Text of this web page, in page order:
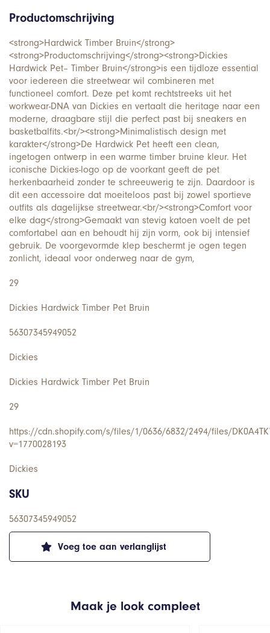
Voeg toe aan verlanglijst
Productomschrijving
<strong>Hardwick Timber Bruin</strong>
<strong>Productomschrijving</strong><strong>Dickies
Hardwick Pet– Timber Bruin</strong>is een tijdloze essential
voor iedereen die streetwear wil combineren met
functioneel comfort. Deze pet komt rechtstreeks uit het
workwear-DNA van Dickies en vertaalt die heritage naar een
moderne, draagbare stijl die perfect past bij sneakers en
basketbalfits.<br/><strong>Minimalistisch design met
karakter</strong>De Hardwick Pet heeft een clean,
ingetogen ontwerp in een warme timber bruine kleur. Het
iconische Dickies-logo op de voorkant geeft de pet
herkenbaarheid zonder te schreeuwerig te zijn. Daardoor is
dit een accessoire dat moeiteloos past bij zowel sportieve
outfits als dagelijkse streetwear.<br/><strong>Comfort voor
elke dag</strong>Gemaakt van stevig katoen voelt de pet
comfortabel aan en behoudt hij zijn vorm, ook bij intensief
gebruik. De voorgevormde klep beschermt je ogen tegen
zonlicht, ideaal voor onderweg naar de gym,
29
Dickies Hardwick Timber Pet Bruin
56307345949052
Dickies
Dickies Hardwick Timber Pet Bruin
29
https://cdn.shopify.com/s/files/1/0636/6832/2494/files/
v=1770028193
Dickies
SKU
56307345949052
Maak je look compleet